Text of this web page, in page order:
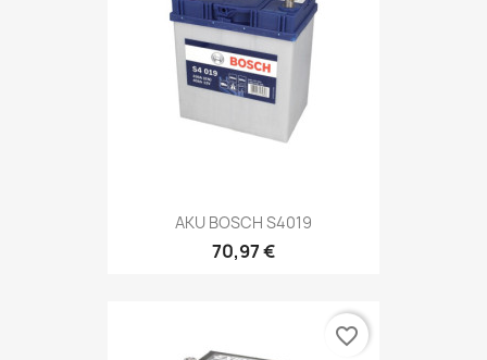
AKU BOSCH S4019
70,97 €
favorite_border